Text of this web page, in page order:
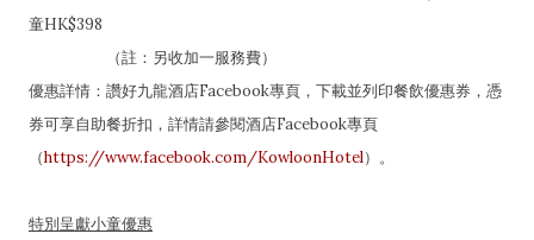
童HK$398
（註：另收加一服務費）
優惠詳情：讚好九龍酒店Facebook專頁，下載並列印餐飲優惠券，憑
券可享自助餐折扣，詳情請參閱酒店Facebook專頁
（https://www.facebook.com/KowloonHotel）。
特別呈獻小童優惠